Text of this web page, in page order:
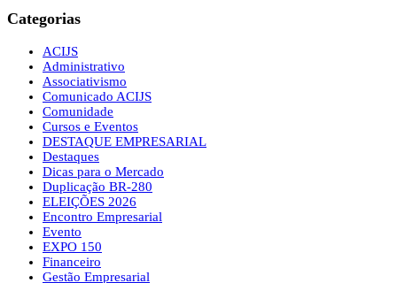
Categorias
ACIJS
Administrativo
Associativismo
Comunicado ACIJS
Comunidade
Cursos e Eventos
DESTAQUE EMPRESARIAL
Destaques
Dicas para o Mercado
Duplicação BR-280
ELEIÇÕES 2026
Encontro Empresarial
Evento
EXPO 150
Financeiro
Gestão Empresarial